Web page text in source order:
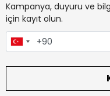
Kampanya, duyuru ve
için kayıt olun.